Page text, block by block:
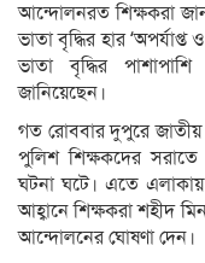
আন্দোলনরত শিক্ষকরা
ভাতা বৃদ্ধির হার
ভাতা বৃদ্ধির
জানিয়েছেন।
গত রোববার দুপুরে জাতীয়
পুলিশ শিক্ষকদের সরাতে
ঘটনা ঘটে। এতে এলাকায়
আহ্বানে শিক্ষকরা শহীদ
আন্দোলনের ঘোষণা দেন।